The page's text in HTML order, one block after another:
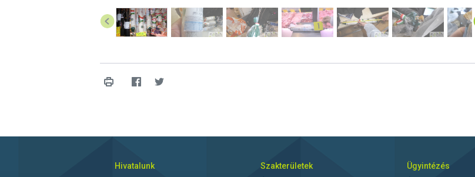
Hivatalunk Szakterületek Ügyintézés